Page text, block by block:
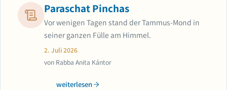
Paraschat Pinchas
Vor wenigen Tagen stand der Tammus-Mond in
seiner ganzen Fülle am Himmel.
2. Juli 2026
von Rabba Anita Kántor
weiterlesen